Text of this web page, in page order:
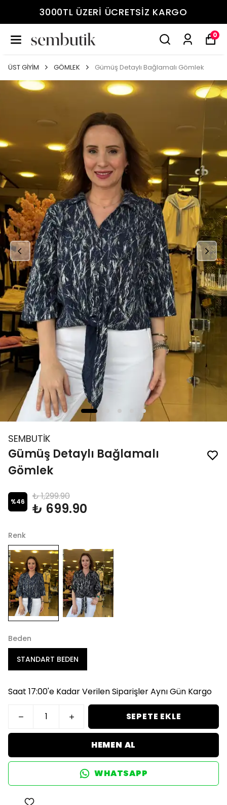
3000TL ÜZERİ ÜCRETSİZ KARGO
0
ÜST GİYİM GÖMLEK Gümüş Detaylı Bağlamalı Gömlek
SEMBUTİK
Gümüş Detaylı Bağlamalı
Gömlek
%46 ₺ 1,299.90
₺ 699.90
Renk
Beden
STANDART BEDEN
Saat 17:00'e Kadar Verilen Siparişler Aynı Gün Kargo
SEPETE EKLE
HEMEN AL
WHATSAPP